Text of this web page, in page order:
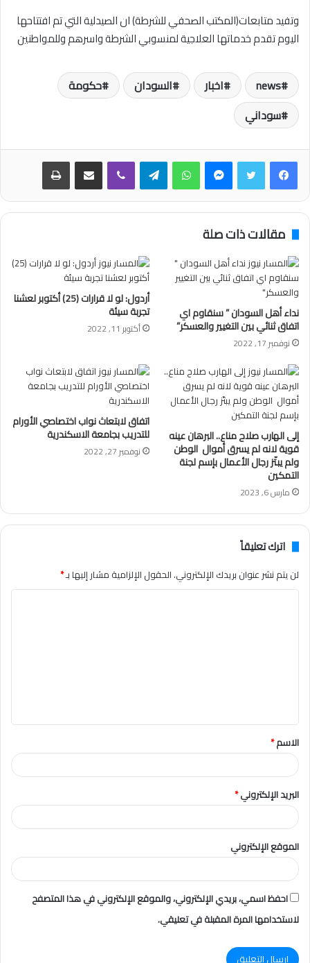
وتفيد متابعات(المكتب الصحفي للشرطة) ان الصيدلية التي تم افتتاحها
اليوم تقدم خدماتها العلاجية لمنسوبي الشرطة واسرهم وللمواطنين
news اخبار السودان
حكومة
سوداني
فيسبوكتويتر ماسنجر واتساب تيلقرام ڤايبر مشاركة عبر البريد طباعة
مقالات ذات صلة
نداء أهل السودان ” سنقاوم اي
اتفاق ثنائي بين التغيير والعسكر”
نوفمبر 17, 2022
أردول: لو لا قرارات (25) أكتوبر لعشنا
تجربة سيئة
أكتوبر 11, 2022
إلى الهارب صلاح مناع.. البرهان عينه
قوية لانه لم يسرق أموال الوطن
ولم يبتّز رجال الأعمال بإسم لجنة
التمكين
مارس 6, 2023
اتفاق لابتعاث نواب اختصاصي الأورام
للتدريب بجامعة الاسكندرية
نوفمبر 27, 2022
اترك تعليقاً
لن يتم نشر عنوان بريدك الإلكتروني.الحقول الإلزامية مشار إليها بـ*
ق
*
الاسم*
البريد الإلكتروني*
الموقع الإلكتروني
احفظ اسمي، بريدي الإلكتروني، والموقع الإلكتروني في هذا المتصفح
لاستخدامها المرة المقبلة في تعليقي.